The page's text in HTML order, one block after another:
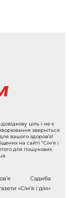
ціль і не є
зверніться
вашого здоров’я!
на сайті “Сім’я і
для пошукових
Садиба
«Сім’я і дім»